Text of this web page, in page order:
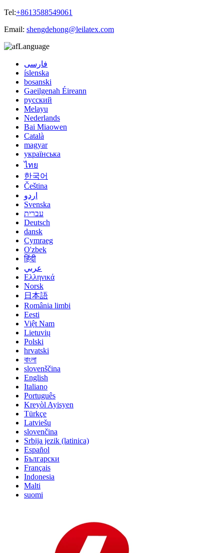
Tel:+8613588549061
Email: shengdehong@leilatex.com
Language
فارسی
íslenska
bosanski
Gaeilgenah Éireann
русский
Melayu
Nederlands
Bai Miaowen
Català
magyar
українська
ไทย
한국어
Čeština
اردو
Svenska
עברית
Deutsch
dansk
Cymraeg
O'zbek
हिंदी
عربي
Ελληνικά
Norsk
日本語
România limbi
Eesti
Việt Nam
Lietuvių
Polski
hrvatski
বাংলা
slovenščina
English
Italiano
Português
Kreyòl Ayisyen
Türkçe
Latviešu
slovenčina
Srbija jezik (latinica)
Español
Български
Français
Indonesia
Malti
suomi